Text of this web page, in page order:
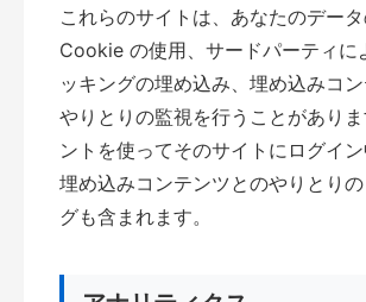
これらのサイトは、あなたのデータ
Cookie の使用、サードパーティに
ッキングの埋め込み、埋め込みコ
やりとりの監視を行うことがあり
ントを使ってそのサイトにログイン
埋め込みコンテンツとのやりとり
グも含まれます。